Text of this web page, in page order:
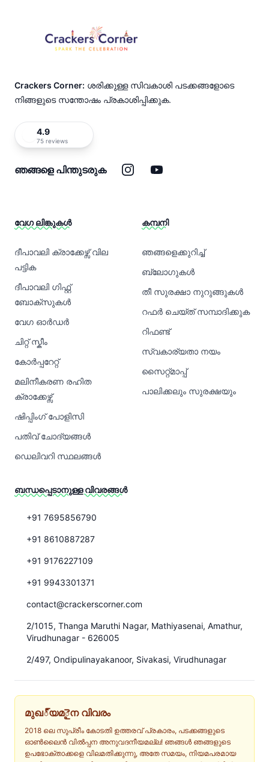
Crackers Corner: ശരിക്കുള്ള സിവകാശി പടക്കങ്ങളോടെ
നിങ്ങളുടെ സന്തോഷം പ്രകാശിപ്പിക്കുക.
4.9
75 reviews
ഞങ്ങളെ പിന്തുടരുക ഇൻസ്റ്റാഗ്രാം
യൂട്യൂബ്
വേഗ ലിങ്കുകൾ
ദീപാവലി ക്രാക്കേഴ്സ് വില
പട്ടിക
ദീപാവലി ഗിഫ്റ്റ്
ബോക്സുകൾ
വേഗ ഓർഡർ
ചിറ്റ് സ്കീം
കോർപ്പറേറ്റ്
മലിനീകരണ രഹിത
ക്രാക്കേഴ്സ്
ഷിപ്പിംഗ് പോളിസി
പതിവ് ചോദ്യങ്ങൾ
ഡെലിവറി സ്ഥലങ്ങൾ
കമ്പനി
ഞങ്ങളെക്കുറിച്ച്
ബ്ലോഗുകൾ
തീ സുരക്ഷാ നുറുങ്ങുകൾ
റഫർ ചെയ്ത് സമ്പാദിക്കുക
റിഫണ്ട്
സ്വകാര്യതാ നയം
സൈറ്റ്മാപ്പ്
പാലിക്കലും സുരക്ഷയും
ബന്ധപ്പെടാനുള്ള വിവരങ്ങൾ
+91 7695856790
+91 8610887287
+91 9176227109
+91 9943301371
contact@crackerscorner.com
2/1015, Thanga Maruthi Nagar, Mathiyasenai, Amathur,
Virudhunagar - 626005
2/497, Ondipulinayakanoor, Sivakasi, Virudhunagar
മുഖ్യമైന വിവരം
2018 ലെ സുപ്രീം കോടതി ഉത്തരവ് പ്രകാരം, പടക്കങ്ങളുടെ
ഓൺലൈൻ വിൽപ്പന അനുവദനീയമല്ല! ഞങ്ങൾ ഞങ്ങളുടെ
ഉപഭോക്താക്കളെ വിലമതിക്കുന്നു, അതേ സമയം, നിയമപരമായ